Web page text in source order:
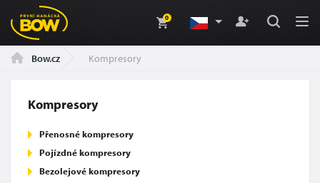
0
Bow.cz Kompresory
Kompresory
Přenosné kompresory
Pojízdné kompresory
Bezolejové kompresory